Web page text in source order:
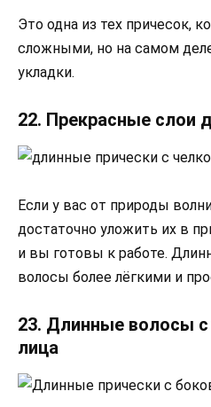
Это одна из тех причесок,
сложными, но на самом
укладки.
22. Прекрасные слои
Если у вас от природы
достаточно уложить их в
и вы готовы к работе.
волосы более лёгкими и
23. Длинные волосы с
лица